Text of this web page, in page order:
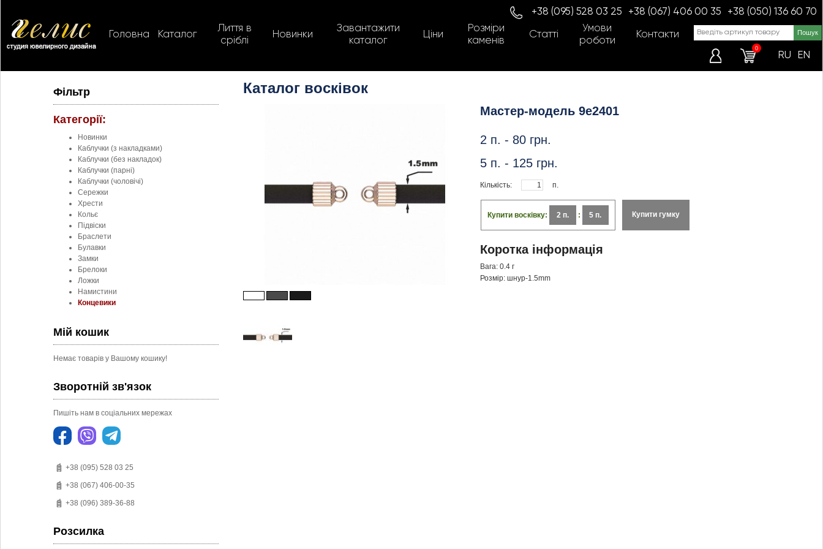
Головна Каталог
Лиття в
сріблі
Новинки
Завантажити
каталог
Ціни
Розміри
каменів
Статті
Умови
роботи
Контакти
+38 (095) 528 03 25 +38 (067) 406 00 35 +38 (050) 136 60 70
0
RU EN
Фільтр
Категорії:
Новинки
Каблучки (з накладками)
Каблучки (без накладок)
Каблучки (парні)
Каблучки (чоловічі)
Сережки
Хрести
Кольє
Підвіски
Браслети
Булавки
Замки
Брелоки
Ложки
Намистини
Концевики
Мій кошик
Немає товарів у Вашому кошику!
Зворотній зв'язок
Пишіть нам в соціальних мережах
+38 (095) 528 03 25
+38 (067) 406-00-35
+38 (096) 389-36-88
Розсилка
Каталог восківок
Мастер-модель 9e2401
2 п. - 80 грн.
5 п. - 125 грн.
Кількість: п.
Купити восківку: 2 п. : 5 п. Купити гумку
Коротка інформація
Вага: 0.4 г
Розмір: шнур-1.5mm